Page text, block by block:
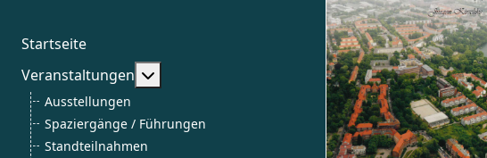
Startseite
Veranstaltungen
Weitere Informationen: Veranstaltungen
Ausstellungen
Spaziergänge / Führungen
Standteilnahmen